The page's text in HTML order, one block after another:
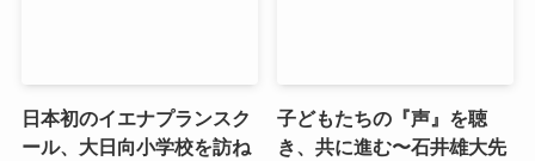
日本初のイエナプランスク
ール、大日向小学校を訪ね
子どもたちの『声』を聴
き、共に進む〜石井雄大先